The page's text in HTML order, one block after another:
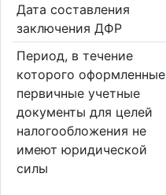
Дата составления
заключения ДФР
Период, в течение
которого оформленные
первичные учетные
документы для целей
налогообложения не
имеют юридической
силы